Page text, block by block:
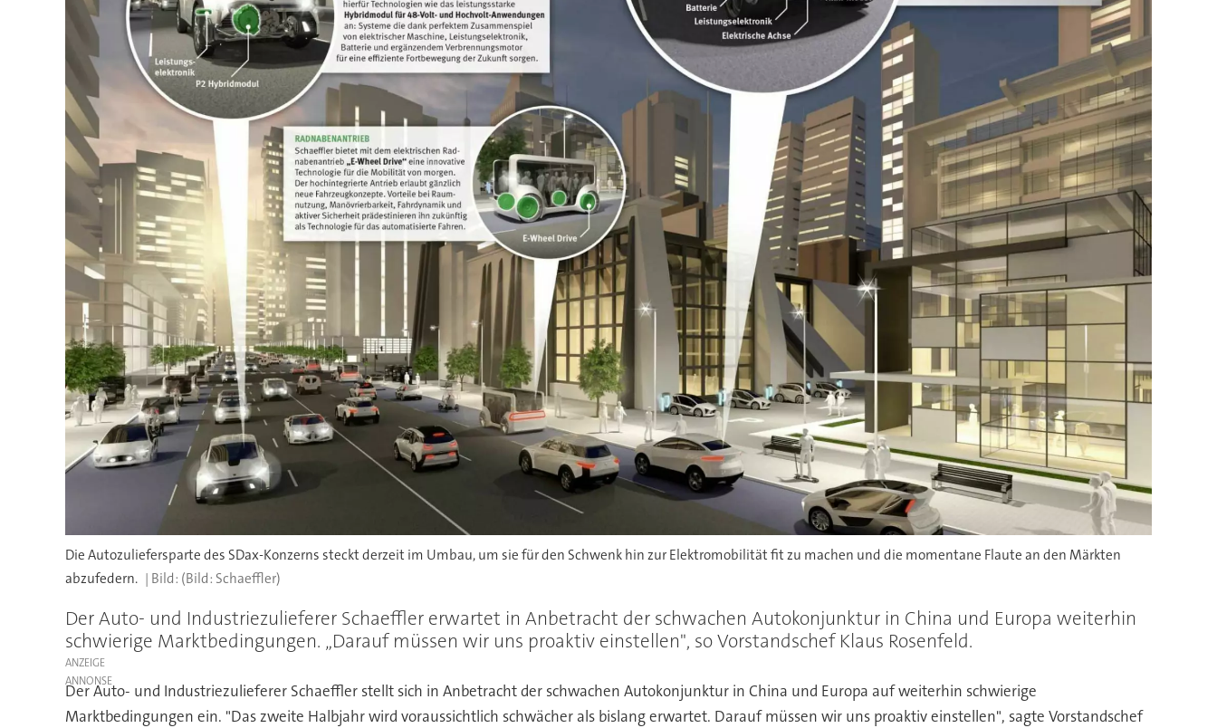
Die Autozuliefersparte des SDax-Konzerns steckt derzeit im Umbau, um sie für den Schwenk hin zur Elektromobilität fit zu machen und die momentane Flaute an den Märkten
abzufedern.
(Bild: Schaeffler)
Der Auto- und Industriezulieferer Schaeffler erwartet in Anbetracht der schwachen Autokonjunktur in China und Europa weiterhin
schwierige Marktbedingungen. „Darauf müssen wir uns proaktiv einstellen", so Vorstandschef Klaus Rosenfeld.
ANZEIGE
Der Auto- und Industriezulieferer Schaeffler stellt sich in Anbetracht der schwachen Autokonjunktur in China und Europa auf weiterhin schwierige
Marktbedingungen ein. "Das zweite Halbjahr wird voraussichtlich schwächer als bislang erwartet. Darauf müssen wir uns proaktiv einstellen", sagte Vorstandschef